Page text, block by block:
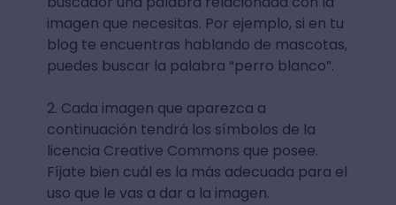
imagen que necesitas. Por ejemplo, si en tu
blog te encuentras hablando de mascotas,
puedes buscar la palabra “perro blanco”.
2. Cada imagen que aparezca a
continuación tendrá los símbolos de la
licencia Creative Commons que posee.
Fíjate bien cuál es la más adecuada para el
uso que le vas a dar a la imagen.